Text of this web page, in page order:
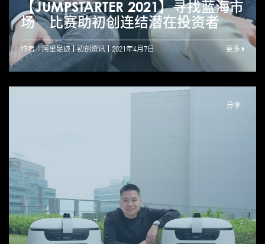
【JUMPSTARTER 2021】寻找蓝海市
场 比赛助初创连结潜在投资者
作者：阿里足迹 初创资讯 2021年4月7日 更多
分享